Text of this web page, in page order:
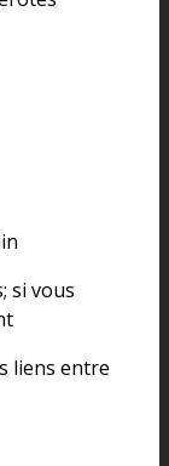
si vous
liens entre